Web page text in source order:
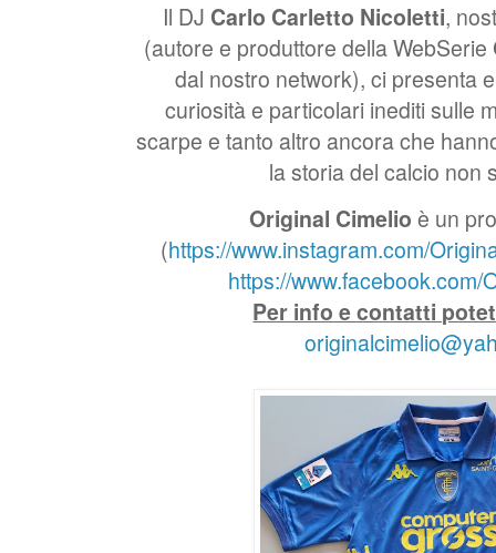
Il DJ Carlo Carletto Nicoletti,
(autore e produttore della WebSerie
dal nostro network), ci presenta
curiosità e particolari inediti sulle
scarpe e tanto altro ancora che
la storia del calcio non
Original Cimelio è un
(https://www.instagram.com/
https://www.facebook.com/
Per info e contatti